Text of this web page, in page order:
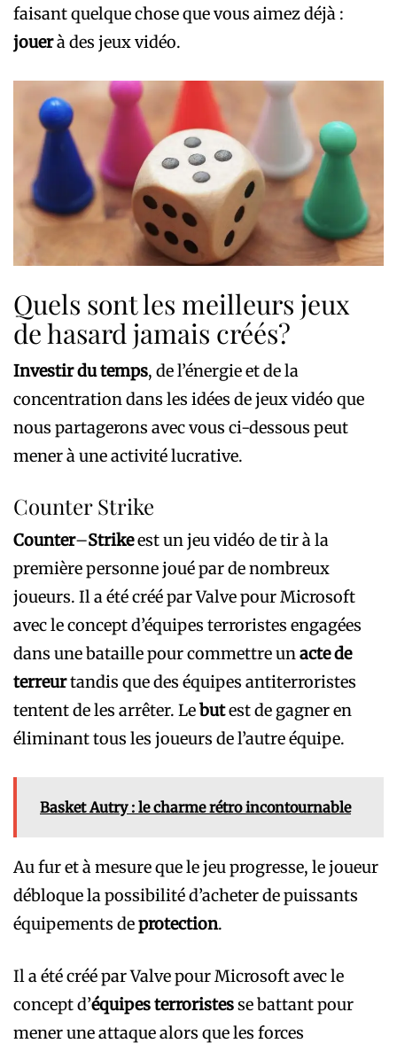
faisant quelque chose que vous aimez déjà :
jouerà des jeux vidéo.
Quels sont les meilleurs jeux
de hasard jamais créés?
Investir du temps, de l’énergie et de la
concentration dans les idées de jeux vidéo que
nous partagerons avec vous ci-dessous peut
mener à une activité lucrative.
Counter Strike
Counter–Strikeest un jeu vidéo de tir à la
première personne joué par de nombreux
joueurs. Il a été créé par Valve pour Microsoft
avec le concept d’équipes terroristes engagées
dans une bataille pour commettre unacte de
terreurtandis que des équipes antiterroristes
tentent de les arrêter. Lebutest de gagner en
éliminant tous les joueurs de l’autre équipe.
Basket Autry : le charme rétro incontournable
Au fur et à mesure que le jeu progresse, le joueur
débloque la possibilité d’acheter de puissants
équipements deprotection.
Il a été créé par Valve pour Microsoft avec le
concept d’équipes terroristesse battant pour
mener une attaque alors que les forces